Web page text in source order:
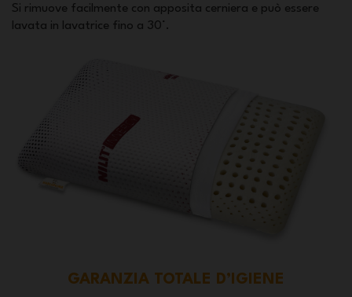
Si rimuove facilmente con apposita cerniera e può essere
lavata in lavatrice fino a 30°.
GARANZIA TOTALE D’IGIENE